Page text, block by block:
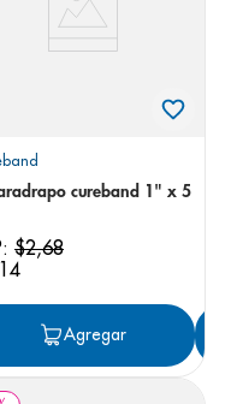
Agregar
cureband 1" x 5
$2,68
14
Agregar